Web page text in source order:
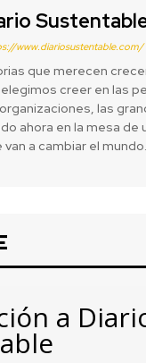
www.diariosustentable.com/
que merecen
creer en las
las
ahora en la mesa de
van a cambiar el mundo.
a